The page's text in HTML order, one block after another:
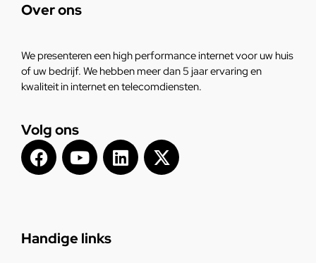
Over ons
We presenteren een high performance internet voor uw huis
of uw bedrijf. We hebben meer dan 5 jaar ervaring en
kwaliteit in internet en telecomdiensten.
Volg ons
Handige links